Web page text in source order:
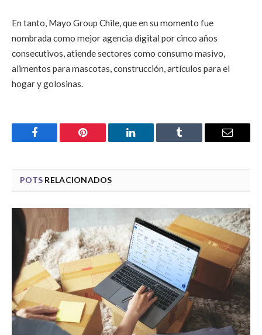
En tanto, Mayo Group Chile, que en su momento fue
nombrada como mejor agencia digital por cinco años
consecutivos, atiende sectores como consumo masivo,
alimentos para mascotas, construcción, artículos para el
hogar y golosinas.
Facebook Pinterest LinkedIn Tumblr Email
POTS RELACIONADOS